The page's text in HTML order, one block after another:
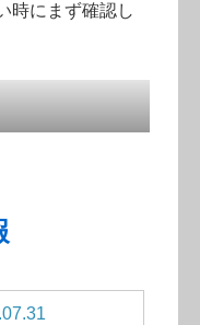
時にまず確認し